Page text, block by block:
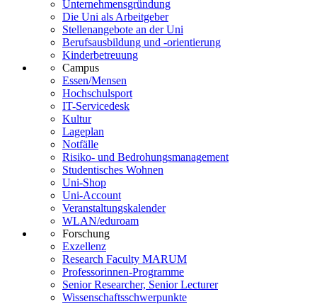
Unternehmensgründung
Die Uni als Arbeitgeber
Stellenangebote an der Uni
Berufsausbildung und -orientierung
Kinderbetreuung
Campus
Essen/Mensen
Hochschulsport
IT-Servicedesk
Kultur
Lageplan
Notfälle
Risiko- und Bedrohungsmanagement
Studentisches Wohnen
Uni-Shop
Uni-Account
Veranstaltungskalender
WLAN/eduroam
Forschung
Exzellenz
Research Faculty MARUM
Professorinnen-Programme
Senior Researcher, Senior Lecturer
Wissenschaftsschwerpunkte